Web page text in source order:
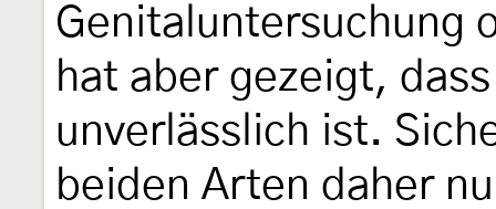
Genitaluntersuchung
hat aber gezeigt,
unverlässlich ist.
beiden Arten daher